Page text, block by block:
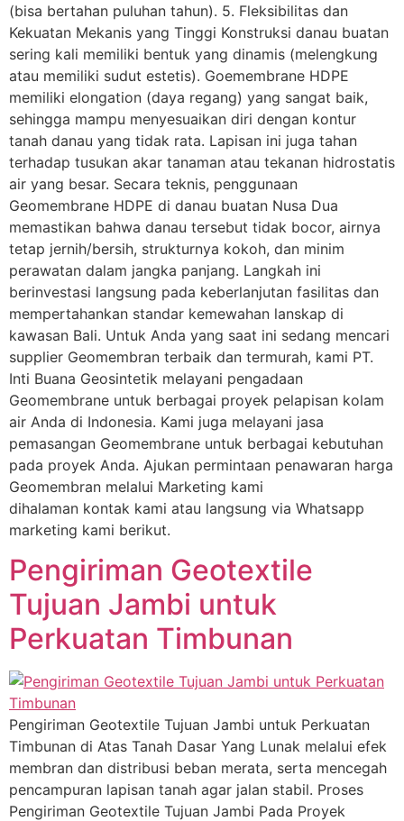
(bisa bertahan puluhan tahun). 5. Fleksibilitas dan
Kekuatan Mekanis yang Tinggi Konstruksi danau buatan
sering kali memiliki bentuk yang dinamis (melengkung
atau memiliki sudut estetis). Goemembrane HDPE
memiliki elongation (daya regang) yang sangat baik,
sehingga mampu menyesuaikan diri dengan kontur
tanah danau yang tidak rata. Lapisan ini juga tahan
terhadap tusukan akar tanaman atau tekanan hidrostatis
air yang besar. Secara teknis, penggunaan
Geomembrane HDPE di danau buatan Nusa Dua
memastikan bahwa danau tersebut tidak bocor, airnya
tetap jernih/bersih, strukturnya kokoh, dan minim
perawatan dalam jangka panjang. Langkah ini
berinvestasi langsung pada keberlanjutan fasilitas dan
mempertahankan standar kemewahan lanskap di
kawasan Bali. Untuk Anda yang saat ini sedang mencari
supplier Geomembran terbaik dan termurah, kami PT.
Inti Buana Geosintetik melayani pengadaan
Geomembrane untuk berbagai proyek pelapisan kolam
air Anda di Indonesia. Kami juga melayani jasa
pemasangan Geomembrane untuk berbagai kebutuhan
pada proyek Anda. Ajukan permintaan penawaran harga
Geomembran melalui Marketing kami
dihalaman kontak kami atau langsung via Whatsapp
marketing kami berikut.
Pengiriman Geotextile
Tujuan Jambi untuk
Perkuatan Timbunan
Pengiriman Geotextile Tujuan Jambi untuk Perkuatan
Timbunan di Atas Tanah Dasar Yang Lunak melalui efek
membran dan distribusi beban merata, serta mencegah
pencampuran lapisan tanah agar jalan stabil. Proses
Pengiriman Geotextile Tujuan Jambi Pada Proyek